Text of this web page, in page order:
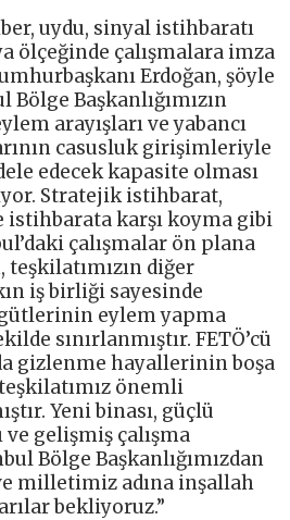
uydu, sinyal istihbaratı
ölçeğinde çalışmalara imza
Erdoğan, şöyle
Başkanlığımızın
arayışları ve yabancı
casusluk girişimleriyle
edecek kapasite olması
Stratejik istihbarat,
istihbarata karşı koyma gibi
çalışmalar ön plana
teşkilatımızın diğer
iş birliği sayesinde
eylem yapma
sınırlanmıştır. FETÖ’cü
gizlenme hayallerinin boşa
önemli
Yeni binası, güçlü
gelişmiş çalışma
Bölge Başkanlığımızdan
milletimiz adına inşallah
bekliyoruz.”